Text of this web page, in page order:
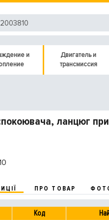
и
Двигатель и
трансмиссия
ланцюг
ПРО ТОВАР
Код